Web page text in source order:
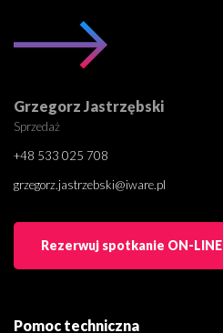
Grzegorz Jastrzębski
Sprzedaż
+48 533 025 708
grzegorz.jastrzebski@iware.pl
Rezerwuj spotkanie ON-LINE
Pomoc techniczna